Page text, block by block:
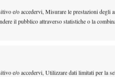
e/o accedervi, Misurare le prestazioni degli
il pubblico attraverso statistiche o la
e/o accedervi, Utilizzare dati limitati per la